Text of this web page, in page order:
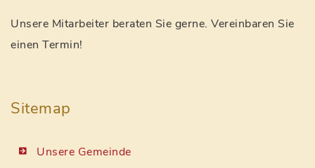
Unsere Mitarbeiter beraten Sie gerne. Vereinbaren Sie
einen Termin!
Sitemap
Unsere Gemeinde